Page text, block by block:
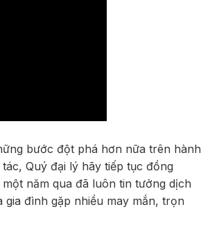
bước đột phá hơn nữa trên hành
Quý đại lý hãy tiếp tục đồng
năm qua đã luôn tin tưởng dịch
gia đình gặp nhiều may mắn, trọn